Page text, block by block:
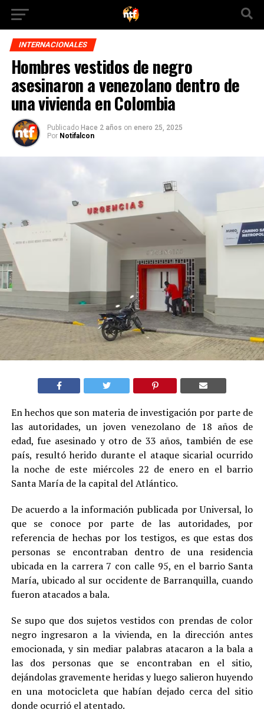
INTERNACIONALES
Hombres vestidos de negro
asesinaron a venezolano dentro de
una vivienda en Colombia
Publicado Hace 2 años on enero 25, 2025
Por Notifalcon
En hechos que son materia de investigación por parte de
las autoridades, un joven venezolano de 18 años de
edad, fue asesinado y otro de 33 años, también de ese
país, resultó herido durante el ataque sicarial ocurrido
la noche de este miércoles 22 de enero en el barrio
Santa María de la capital del Atlántico.
De acuerdo a la información publicada por Universal, lo
que se conoce por parte de las autoridades, por
referencia de hechas por los testigos, es que estas dos
personas se encontraban dentro de una residencia
ubicada en la carrera 7 con calle 95, en el barrio Santa
María, ubicado al sur occidente de Barranquilla, cuando
fueron atacados a bala.
Se supo que dos sujetos vestidos con prendas de color
negro ingresaron a la vivienda, en la dirección antes
emocionada, y sin mediar palabras atacaron a la bala a
las dos personas que se encontraban en el sitio,
dejándolas gravemente heridas y luego salieron huyendo
en una motocicleta que habían dejado cerca del sitio
donde ocurrió el atentado.